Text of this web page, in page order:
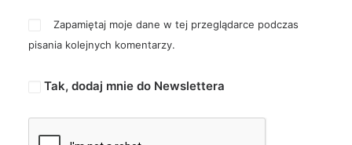
Zapamiętaj moje dane w tej przeglądarce podczas
pisania kolejnych komentarzy.
Tak, dodaj mnie do Newslettera